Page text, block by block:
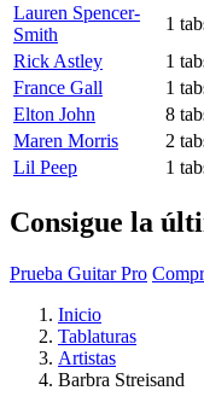
Lauren Spencer-
Smith
1
Rick Astley
1
France Gall
1
Elton John
8
Maren Morris
2
Lil Peep
1
Consigue la
Prueba Guitar Pro
Inicio
Tablaturas
Artistas
Barbra Streisand